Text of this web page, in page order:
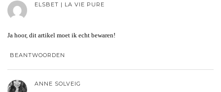
ELSBET | LA VIE PURE
Ja hoor, dit artikel moet ik echt bewaren!
BEANTWOORDEN
ANNE SOLVEIG